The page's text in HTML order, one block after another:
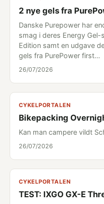
2 nye gels fra
Danske Purepower har
smag i deres Energy Gel-
Edition samt en udgave
gels fra PurePower first…
26/07/2026
CYKELPORTALEN
Bikepacking
Kan man campere vildt
26/07/2026
CYKELPORTALEN
TEST: IXGO GX-E